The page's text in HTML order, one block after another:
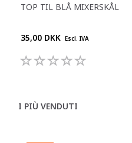
TOP TIL BLÅ MIXERSKÅL
35,00 DKK Escl. IVA
I PIÙ VENDUTI